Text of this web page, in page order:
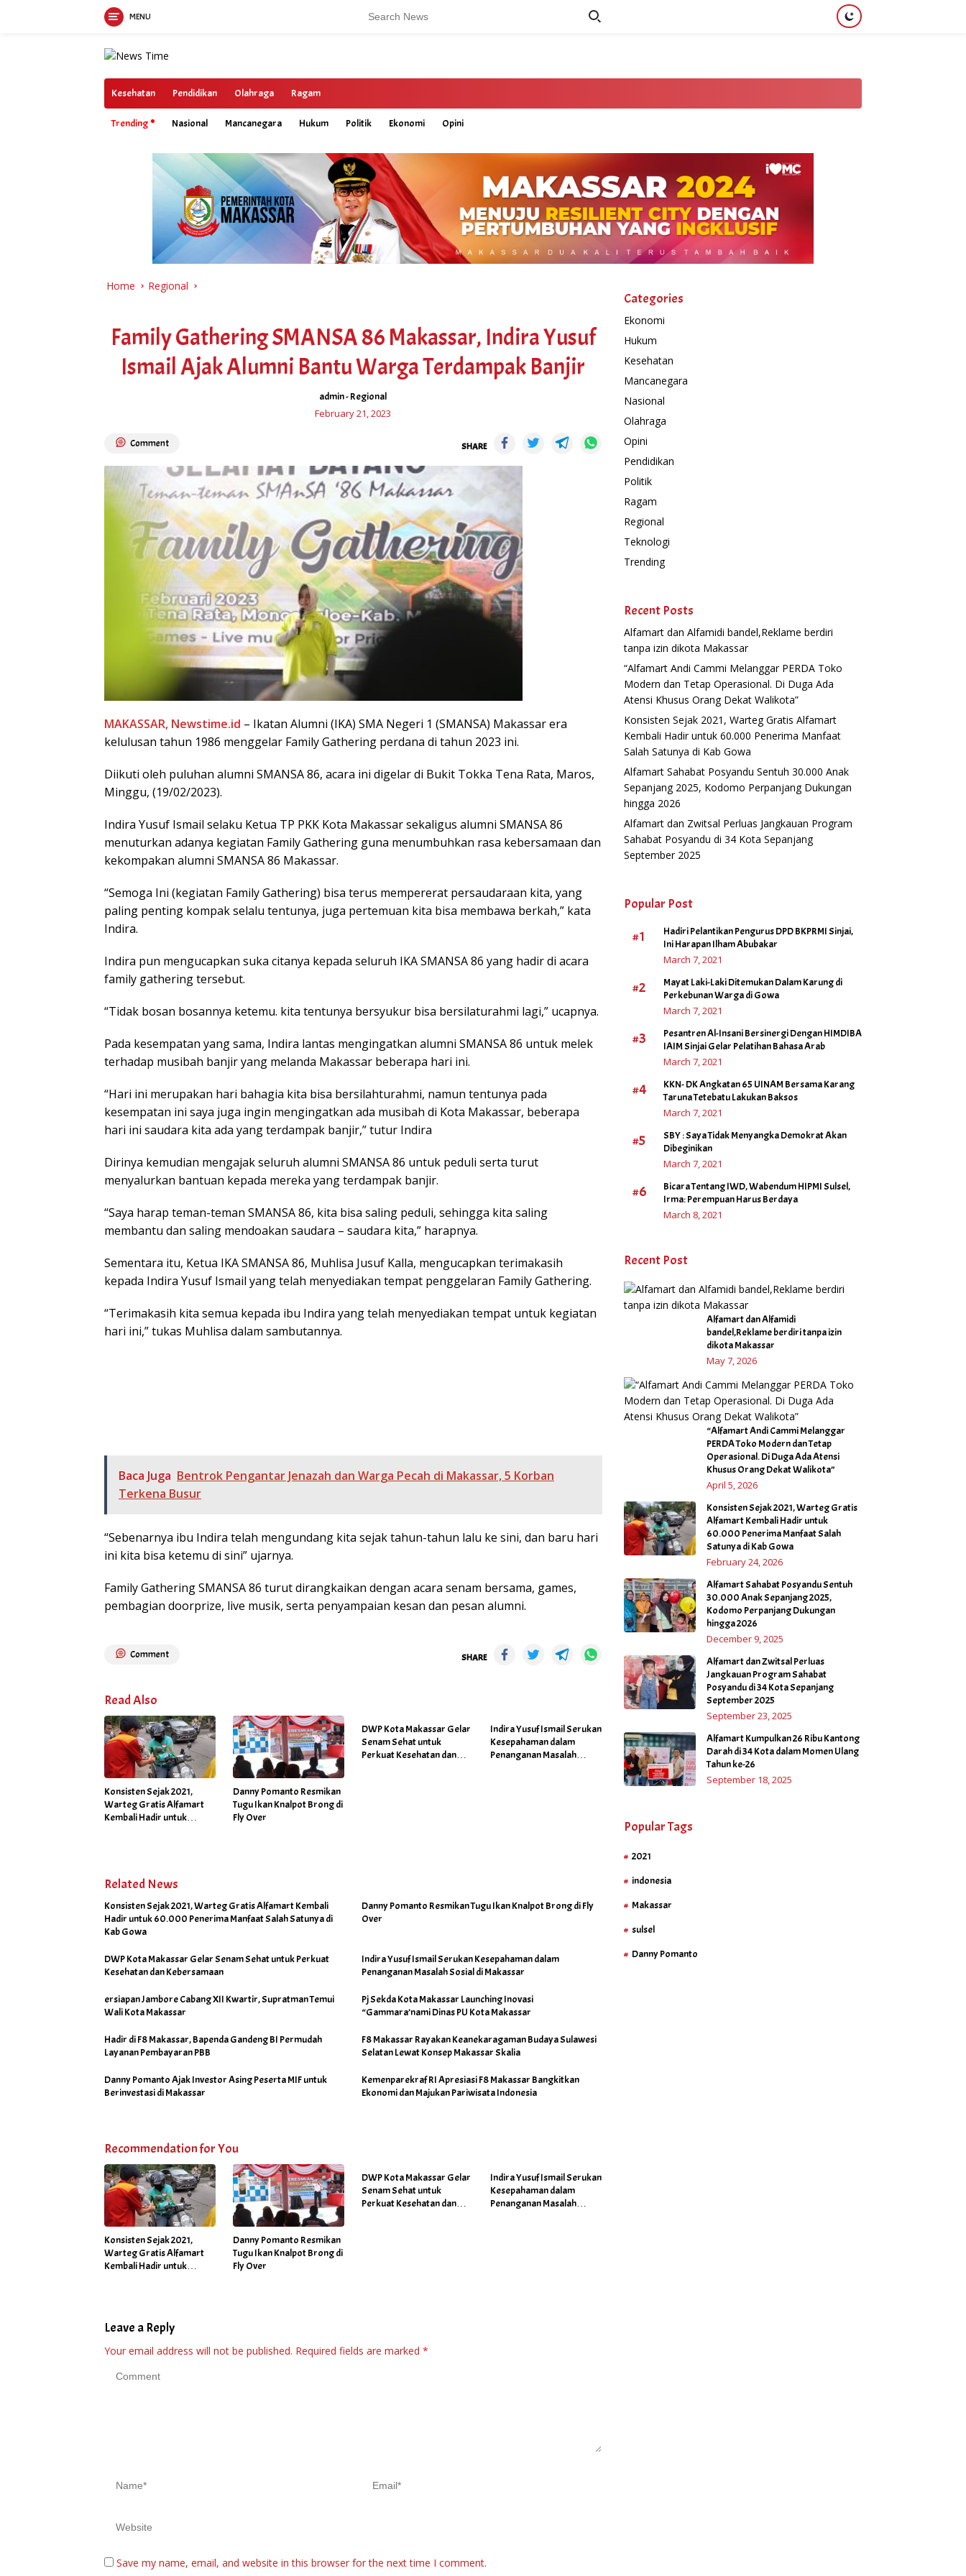
MENU
Kesehatan Pendidikan Olahraga Ragam
Trending Nasional Mancanegara Hukum Politik Ekonomi Opini
Home Regional
Family Gathering SMANSA 86 Makassar, Indira Yusuf
Ismail Ajak Alumni Bantu Warga Terdampak Banjir
admin-Regional
February 21, 2023
Comment SHARE
MAKASSAR, Newstime.id – Ikatan Alumni (IKA) SMA Negeri 1 (SMANSA) Makassar era
kelulusan tahun 1986 menggelar Family Gathering perdana di tahun 2023 ini.
Diikuti oleh puluhan alumni SMANSA 86, acara ini digelar di Bukit Tokka Tena Rata, Maros,
Minggu, (19/02/2023).
Indira Yusuf Ismail selaku Ketua TP PKK Kota Makassar sekaligus alumni SMANSA 86
menuturkan adanya kegiatan Family Gathering guna menumbuhkan rasa kebersamaan dan
kekompakan alumni SMANSA 86 Makassar.
“Semoga Ini (kegiatan Family Gathering) bisa terus mempererat persaudaraan kita, yang
paling penting kompak selalu tentunya, juga pertemuan kita bisa membawa berkah,” kata
Indira.
Indira pun mengucapkan suka citanya kepada seluruh IKA SMANSA 86 yang hadir di acara
family gathering tersebut.
“Tidak bosan bosannya ketemu. kita tentunya bersyukur bisa bersilaturahmi lagi,” ucapnya.
Pada kesempatan yang sama, Indira lantas mengingatkan alumni SMANSA 86 untuk melek
terhadap musibah banjir yang melanda Makassar beberapa hari ini.
“Hari ini merupakan hari bahagia kita bisa bersilahturahmi, namun tentunya pada
kesempatan ini saya juga ingin mengingatkan ada musibah di Kota Makassar, beberapa
hari ini saudara kita ada yang terdampak banjir,” tutur Indira
Dirinya kemudian mengajak seluruh alumni SMANSA 86 untuk peduli serta turut
menyalurkan bantuan kepada mereka yang terdampak banjir.
“Saya harap teman-teman SMANSA 86, kita bisa saling peduli, sehingga kita saling
membantu dan saling mendoakan saudara – saudara kita,” harapnya.
Sementara itu, Ketua IKA SMANSA 86, Muhlisa Jusuf Kalla, mengucapkan terimakasih
kepada Indira Yusuf Ismail yang telah menyediakan tempat penggelaran Family Gathering.
“Terimakasih kita semua kepada ibu Indira yang telah menyediakan tempat untuk kegiatan
hari ini,” tukas Muhlisa dalam sambutannya.
Baca Juga Bentrok Pengantar Jenazah dan Warga Pecah di Makassar, 5 Korban
Terkena Busur
“Sebenarnya ibu Indira telah mengundang kita sejak tahun-tahun lalu ke sini, dan baru hari
ini kita bisa ketemu di sini” ujarnya.
Family Gathering SMANSA 86 turut dirangkaikan dengan acara senam bersama, games,
pembagian doorprize, live musik, serta penyampaian kesan dan pesan alumni.
Comment SHARE
Read Also
Konsisten Sejak 2021,
Warteg Gratis Alfamart
Kembali Hadir untuk
Danny Pomanto Resmikan
Tugu Ikan Knalpot Brong di
Fly Over
DWP Kota Makassar Gelar
Senam Sehat untuk
Perkuat Kesehatan dan
Indira Yusuf Ismail Serukan
Kesepahaman dalam
Penanganan Masalah
Related News
Konsisten Sejak 2021, Warteg Gratis Alfamart Kembali
Hadir untuk 60.000 Penerima Manfaat Salah Satunya di
Kab Gowa
Danny Pomanto Resmikan Tugu Ikan Knalpot Brong di Fly
Over
DWP Kota Makassar Gelar Senam Sehat untuk Perkuat
Kesehatan dan Kebersamaan
Indira Yusuf Ismail Serukan Kesepahaman dalam
Penanganan Masalah Sosial di Makassar
ersiapan Jambore Cabang XII Kwartir, Supratman Temui
Wali Kota Makassar
Pj Sekda Kota Makassar Launching Inovasi
“Gammara’nami Dinas PU Kota Makassar
Hadir di F8 Makassar, Bapenda Gandeng BI Permudah
Layanan Pembayaran PBB
F8 Makassar Rayakan Keanekaragaman Budaya Sulawesi
Selatan Lewat Konsep Makassar Skalia
Danny Pomanto Ajak Investor Asing Peserta MIF untuk
Berinvestasi di Makassar
Kemenparekraf RI Apresiasi F8 Makassar Bangkitkan
Ekonomi dan Majukan Pariwisata Indonesia
Recommendation for You
Konsisten Sejak 2021,
Warteg Gratis Alfamart
Kembali Hadir untuk
Danny Pomanto Resmikan
Tugu Ikan Knalpot Brong di
Fly Over
DWP Kota Makassar Gelar
Senam Sehat untuk
Perkuat Kesehatan dan
Indira Yusuf Ismail Serukan
Kesepahaman dalam
Penanganan Masalah
Leave a Reply
Your email address will not be published. Required fields are marked *
Save my name, email, and website in this browser for the next time I comment.
Categories
Ekonomi
Hukum
Kesehatan
Mancanegara
Nasional
Olahraga
Opini
Pendidikan
Politik
Ragam
Regional
Teknologi
Trending
Recent Posts
Alfamart dan Alfamidi bandel,Reklame berdiri
tanpa izin dikota Makassar
“Alfamart Andi Cammi Melanggar PERDA Toko
Modern dan Tetap Operasional. Di Duga Ada
Atensi Khusus Orang Dekat Walikota”
Konsisten Sejak 2021, Warteg Gratis Alfamart
Kembali Hadir untuk 60.000 Penerima Manfaat
Salah Satunya di Kab Gowa
Alfamart Sahabat Posyandu Sentuh 30.000 Anak
Sepanjang 2025, Kodomo Perpanjang Dukungan
hingga 2026
Alfamart dan Zwitsal Perluas Jangkauan Program
Sahabat Posyandu di 34 Kota Sepanjang
September 2025
Popular Post
#1
Hadiri Pelantikan Pengurus DPD BKPRMI Sinjai,
Ini Harapan Ilham Abubakar
March 7, 2021
#2
Mayat Laki-Laki Ditemukan Dalam Karung di
Perkebunan Warga di Gowa
March 7, 2021
#3
Pesantren Al-Insani Bersinergi Dengan HIMDIBA
IAIM Sinjai Gelar Pelatihan Bahasa Arab
March 7, 2021
#4
KKN- DK Angkatan 65 UINAM Bersama Karang
Taruna Tetebatu Lakukan Baksos
March 7, 2021
#5
SBY : Saya Tidak Menyangka Demokrat Akan
Dibeginikan
March 7, 2021
#6
Bicara Tentang IWD, Wabendum HIPMI Sulsel,
Irma: Perempuan Harus Berdaya
March 8, 2021
Recent Post
Alfamart dan Alfamidi
bandel,Reklame berdiri tanpa izin
dikota Makassar
May 7, 2026
“Alfamart Andi Cammi Melanggar
PERDA Toko Modern dan Tetap
Operasional. Di Duga Ada Atensi
Khusus Orang Dekat Walikota”
April 5, 2026
Konsisten Sejak 2021, Warteg Gratis
Alfamart Kembali Hadir untuk
60.000 Penerima Manfaat Salah
Satunya di Kab Gowa
February 24, 2026
Alfamart Sahabat Posyandu Sentuh
30.000 Anak Sepanjang 2025,
Kodomo Perpanjang Dukungan
hingga 2026
December 9, 2025
Alfamart dan Zwitsal Perluas
Jangkauan Program Sahabat
Posyandu di 34 Kota Sepanjang
September 2025
September 23, 2025
Alfamart Kumpulkan 26 Ribu Kantong
Darah di 34 Kota dalam Momen Ulang
Tahun ke-26
September 18, 2025
Popular Tags
2021
indonesia
Makassar
sulsel
Danny Pomanto